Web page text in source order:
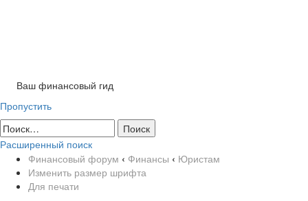
Ваш финансовый гид
Пропустить
Расширенный поиск
Финансовый форум ‹ Финансы ‹ Юристам
Изменить размер шрифта
Для печати